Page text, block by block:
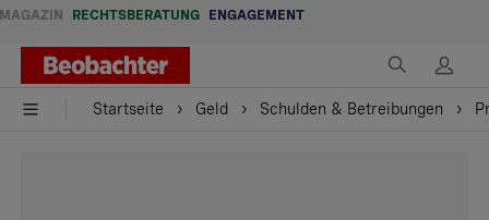
MAGAZIN RECHTSBERATUNG ENGAGEMENT
Startseite Geld Schulden & Betreibungen